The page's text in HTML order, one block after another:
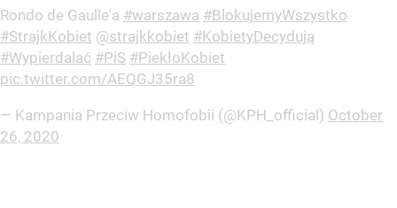
Rondo de Gaulle'a #warszawa #BlokujemyWszystko
#StrajkKobiet @strajkkobiet #KobietyDecydują
#Wypierdalać #PiS #PiekłoKobiet
pic.twitter.com/AEQGJ35ra8
— Kampania Przeciw Homofobii (@KPH_official) October
26, 2020